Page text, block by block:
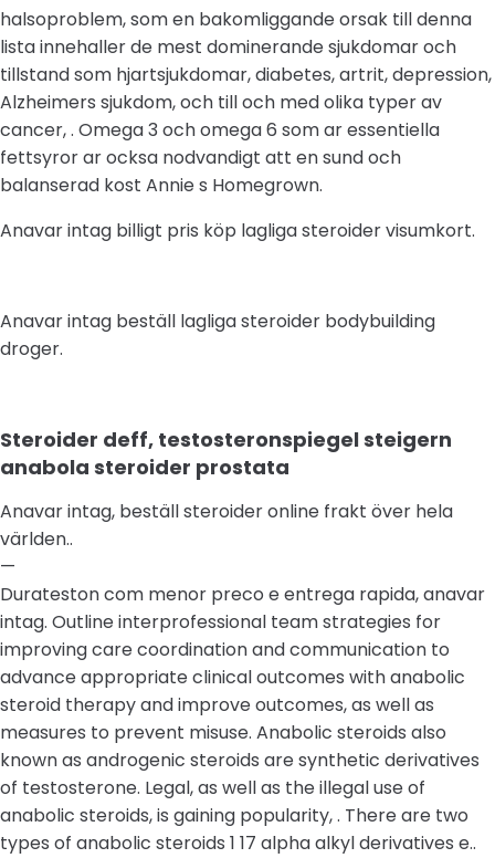
halsoproblem, som en bakomliggande orsak till denna
lista innehaller de mest dominerande sjukdomar och
tillstand som hjartsjukdomar, diabetes, artrit, depression,
Alzheimers sjukdom, och till och med olika typer av
cancer, . Omega 3 och omega 6 som ar essentiella
fettsyror ar ocksa nodvandigt att en sund och
balanserad kost Annie s Homegrown.
Anavar intag billigt pris köp lagliga steroider visumkort.
Anavar intag beställ lagliga steroider bodybuilding
droger.
Steroider deff, testosteronspiegel steigern
anabola steroider prostata
Anavar intag, beställ steroider online frakt över hela
världen..
—
Durateston com menor preco e entrega rapida, anavar
intag. Outline interprofessional team strategies for
improving care coordination and communication to
advance appropriate clinical outcomes with anabolic
steroid therapy and improve outcomes, as well as
measures to prevent misuse. Anabolic steroids also
known as androgenic steroids are synthetic derivatives
of testosterone. Legal, as well as the illegal use of
anabolic steroids, is gaining popularity, . There are two
types of anabolic steroids 1 17 alpha alkyl derivatives e..